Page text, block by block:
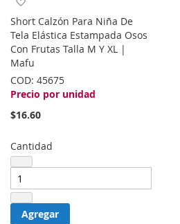
la
lista
de
deseos
Short Calzón Para Niña De
Tela Elástica Estampada Osos
Con Frutas Talla M Y XL |
Mafu
COD: 45675
Precio por unidad
$16.60
Cantidad
Agregar